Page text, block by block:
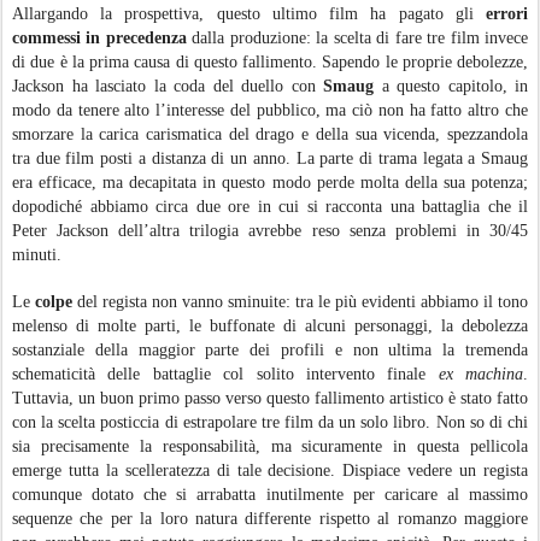
Allargando la prospettiva, questo ultimo film ha pagato gli errori
commessi in precedenzadalla produzione: la scelta di fare tre film invece
di due è la prima causa di questo fallimento. Sapendo le proprie debolezze,
Jackson ha lasciato la coda del duello con Smaug a questo capitolo, in
modo da tenere alto l’interesse del pubblico, ma ciò non ha fatto altro che
smorzare la carica carismatica del drago e della sua vicenda, spezzandola
tra due film posti a distanza di un anno. La parte di trama legata a Smaug
era efficace, ma decapitata in questo modo perde molta della sua potenza;
dopodiché abbiamo circa due ore in cui si racconta una battaglia che il
Peter Jackson dell’altra trilogia avrebbe reso senza problemi in 30/45
minuti.
Le colpe del regista non vanno sminuite: tra le più evidenti abbiamo il tono
melenso di molte parti, le buffonate di alcuni personaggi, la debolezza
sostanziale della maggior parte dei profili e non ultima la tremenda
schematicità delle battaglie col solito intervento finale ex machina.
Tuttavia, un buon primo passo verso questo fallimento artistico è stato fatto
con la scelta posticcia di estrapolare tre film da un solo libro. Non so di chi
sia precisamente la responsabilità, ma sicuramente in questa pellicola
emerge tutta la scelleratezza di tale decisione. Dispiace vedere un regista
comunque dotato che si arrabatta inutilmente per caricare al massimo
sequenze che per la loro natura differente rispetto al romanzo maggiore